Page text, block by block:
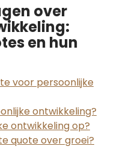
over
en hun
voor persoonlijke
ontwikkeling?
ontwikkeling op?
quote over groei?